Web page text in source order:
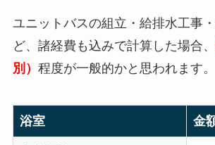
ユニットバスの組立・給排水工事
ど、諸経費も込みで計算した場合、
別） 程度が一般的かと思われます。
浴室 金